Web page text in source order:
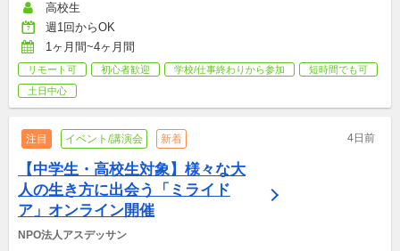
高校生
週1回からOK
1ヶ月間~4ヶ月間
リモート可 初心者歓迎 学校/仕事終わりから参加
短時間でも可
土日中心
注目 イベント/講演会 新着 4日前
【中学生・高校生対象】様々な大
人の生き方に出会う「ミライド
ア」オンライン開催
NPO法人アスデッサン